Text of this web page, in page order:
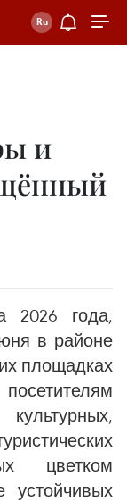
и
2026 года,
в районе
площадках
цветком